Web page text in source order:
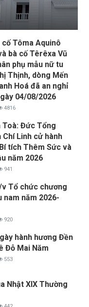
cố Tôma Aquinô
bà cố Têrêxa Vũ
phụ mẫu nữ tu
Thịnh, dòng Mến
Hoá đã an nghỉ
04/08/2026
4816
Toà: Đức Tổng
Chí Linh cử hành
tích Thêm Sức và
năm 2026
941
Tổ chức chương
nam năm 2026-
920
hành hương Đền
Đỗ Mai Năm
553
Nhật XIX Thường